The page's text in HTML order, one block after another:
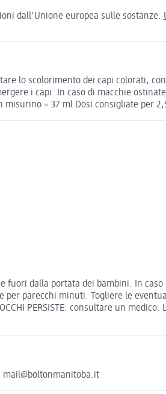
dall'Unione europea sulle sostanze.
lo scolorimento dei capi colorati,
i capi. In caso di macchie
= 37 ml Dosi consigliate per
fuori dalla portata dei bambini. In
per parecchi minuti. Togliere le
PERSISTE: consultare un
mail@boltonmanitoba.it